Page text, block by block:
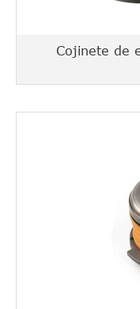
Cojinete de